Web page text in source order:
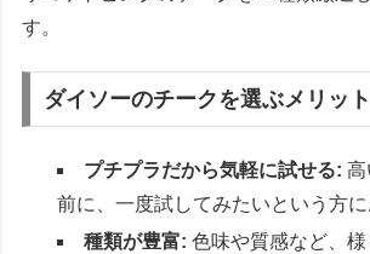
す。
ダイソーのチークを選ぶメリット
プチプラだから気軽に試せる: 高
前に、一度試してみたいという方に
種類が豊富: 色味や質感など、